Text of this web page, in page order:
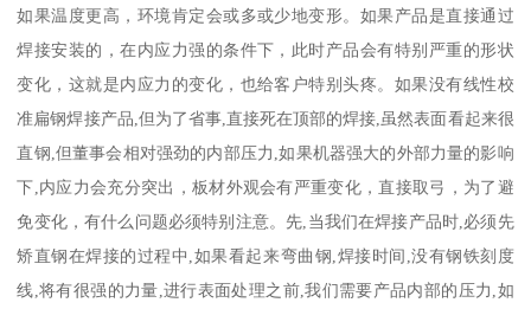
如果温度更高，环境肯定会或多或少地变形。如果产品是直接通过
焊接安装的，在内应力强的条件下，此时产品会有特别严重的形状
变化，这就是内应力的变化，也给客户特别头疼。如果没有线性校
准扁钢焊接产品,但为了省事,直接死在顶部的焊接,虽然表面看起来很
直钢,但董事会相对强劲的内部压力,如果机器强大的外部力量的影响
下,内应力会充分突出，板材外观会有严重变化，直接取弓，为了避
免变化，有什么问题必须特别注意。先,当我们在焊接产品时,必须先
矫直钢在焊接的过程中,如果看起来弯曲钢,焊接时间,没有钢铁刻度
线,将有很强的力量,进行表面处理之前,我们需要产品内部的压力,如